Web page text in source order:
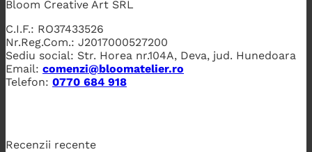
Bloom Creative Art SRL
C.I.F.: RO37433526
Nr.Reg.Com.: J2017000527200
Sediu social: Str. Horea nr.104A, Deva, jud. Hunedoara
Email: comenzi@bloomatelier.ro
Telefon: 0770 684 918
Recenzii recente